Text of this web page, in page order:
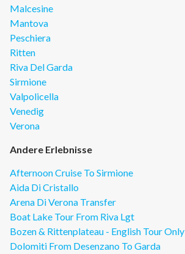
Malcesine
Mantova
Peschiera
Ritten
Riva Del Garda
Sirmione
Valpolicella
Venedig
Verona
Andere Erlebnisse
Afternoon Cruise To Sirmione
Aida Di Cristallo
Arena Di Verona Transfer
Boat Lake Tour From Riva Lgt
Bozen & Rittenplateau - English Tour Only
Dolomiti From Desenzano To Garda